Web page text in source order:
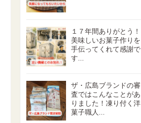
１７年間ありがとう！
美味しいお菓子作りを
手伝ってくれて感謝で
す...
ザ・広島ブランドの審
査ではこんなことがあ
りました！凍り付く洋
菓子職人...